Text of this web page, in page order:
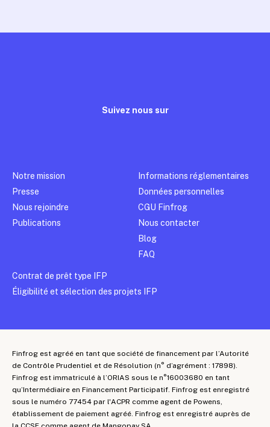
Suivez nous sur
Notre mission
Presse
Nous rejoindre
Publications
Informations réglementaires
Données personnelles
CGU Finfrog
Nous contacter
Blog
FAQ
Contrat de prêt type IFP
Éligibilité et sélection des projets IFP
Finfrog est agréé en tant que société de financement par l’Autorité
de Contrôle Prudentiel et de Résolution (n° d’agrément : 17898).
Finfrog est immatriculé à l’ORIAS sous le n°16003680 en tant
qu’Intermédiaire en Financement Participatif. Finfrog est enregistré
sous le numéro 77454 par l'ACPR comme agent de Powens,
établissement de paiement agréé. Finfrog est enregistré auprès de